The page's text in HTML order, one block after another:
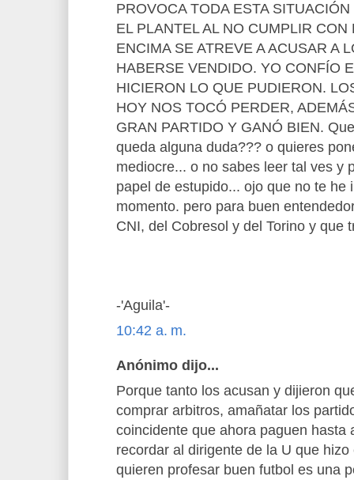
PROVOCA TODA ESTA
EL PLANTEL AL NO CUMPLIR CON
ENCIMA SE ATREVE A ACUSAR A
HABERSE VENDIDO. YO CONFÍO
HICIERON LO QUE PUDIERON.
HOY NOS TOCÓ PERDER,
GRAN PARTIDO Y GANÓ BIEN.
queda alguna duda??? o quieres
mediocre... o no sabes leer tal ves y
papel de estupido... ojo que no te he
momento. pero para buen
CNI, del Cobresol y del Torino y que
-'Aguila'-
10:42 a. m.
Anónimo dijo...
Porque tanto los acusan y dijieron
comprar arbitros, amañatar los
coincidente que ahora paguen hasta
recordar al dirigente de la U que
quieren profesar buen futbol es una